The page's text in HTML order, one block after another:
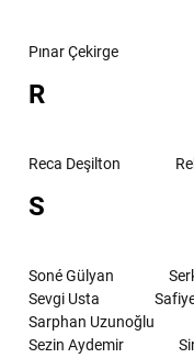
Pınar Çekirge
R
Reca Deşilton
S
Soné Gülyan
Sevgi Usta
Sarphan Uzunoğlu
Sezin Aydemir